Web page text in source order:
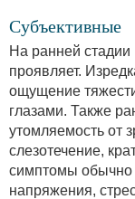
Субъективные
На ранней стадии
проявляет.
ощущение
глазами. Также
утомляемость от
слезотечение,
симптомы обычно
напряжения,